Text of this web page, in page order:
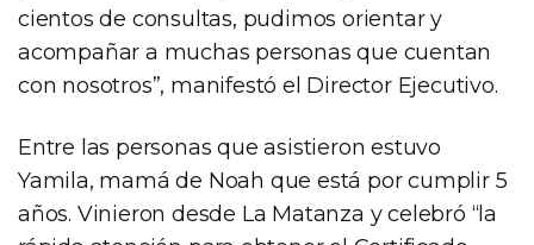
cientos de consultas, pudimos orientar y
acompañar a muchas personas que cuentan
con nosotros”, manifestó el Director Ejecutivo.
Entre las personas que asistieron estuvo
Yamila, mamá de Noah que está por cumplir 5
años. Vinieron desde La Matanza y celebró “la